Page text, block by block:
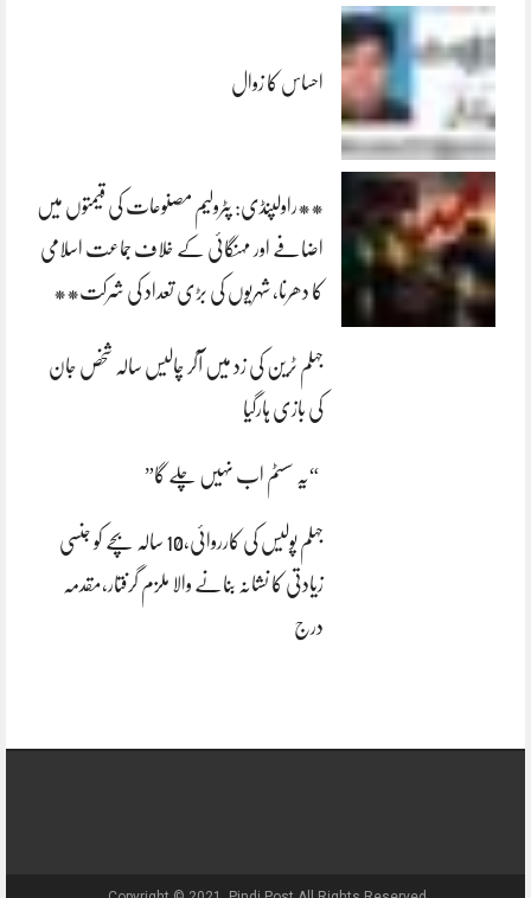
احساس کا زوال
**راولپنڈی: پٹرولیم مصنوعات کی قیمتوں میں
اضافے اور مہنگائی کے خلاف جماعت اسلامی
کا دھرنا، شہریوں کی بڑی تعداد کی شرکت**
جہلم ٹرین کی زد میں آکر چالیس سالہ شخص جان
کی بازی ہارگیا
“یہ سسٹم اب نہیں چلے گا”
جہلم پولیس کی کارروائی،10 سالہ بچے کو جنسی
زیادتی کا نشانہ بنانے والا ملزم گرفتار،مقدمہ
درج